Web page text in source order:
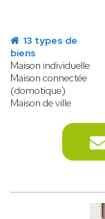
13 types de
biens
Maison individuelle
Maison connectée
(domotique)
Maison de ville